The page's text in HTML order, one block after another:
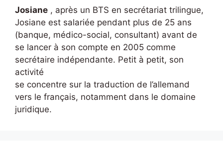
Josiane , après un BTS en secrétariat trilingue,
Josiane est salariée pendant plus de 25 ans
(banque, médico-social, consultant) avant de
se lancer à son compte en 2005 comme
secrétaire indépendante. Petit à petit, son
activité
se concentre sur la traduction de l’allemand
vers le français, notamment dans le domaine
juridique.